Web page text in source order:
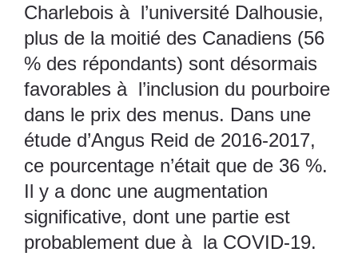
Charlebois à l’université Dalhousie,
plus de la moitié des Canadiens (56
% des répondants) sont désormais
favorables à l’inclusion du pourboire
dans le prix des menus. Dans une
étude d’Angus Reid de 2016-2017,
ce pourcentage n’était que de 36 %.
Il y a donc une augmentation
significative, dont une partie est
probablement due à la COVID-19.